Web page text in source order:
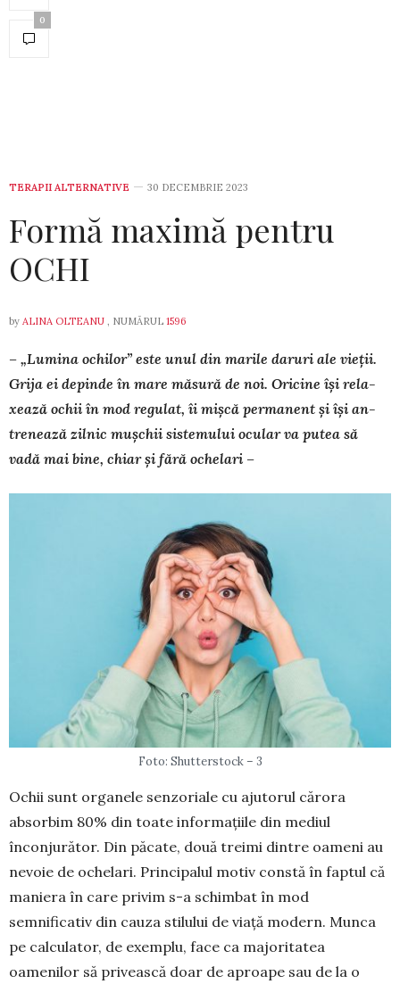
0
TERAPII ALTERNATIVE 30 DECEMBRIE 2023
Formă maximă pentru
OCHI
by ALINA OLTEANU , NUMĂRUL 1596
– „Lumina ochilor” este unul din marile daruri ale vieții.
Grija ei depinde în mare măsură de noi. Oricine își re­la­
xează ochii în mod regulat, îi mișcă permanent și își an­
trenează zilnic mușchii sistemului ocular va putea să
vadă mai bine, chiar și fără ochelari –
Foto: Shutterstock – 3
Ochii sunt organele senzoriale cu aju­torul cărora
absorbim 80% din toate in­formațiile din mediul
înconjurător. Din păcate, două treimi dintre oameni au
nevoie de ochelari. Principalul motiv constă în faptul că
maniera în care privim s-a schimbat în mod
semnificativ din cauza stilului de viață modern. Munca
pe calculator, de exemplu, face ca majo­ritatea
oamenilor să privească doar de aproape sau de la o